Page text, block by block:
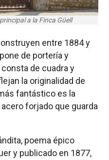
a la Finca Güell
entre 1884 y
de portería y
de cuadra y
la originalidad de
fantástico es la
forjado que guarda
poema épico
y publicado en 1877,